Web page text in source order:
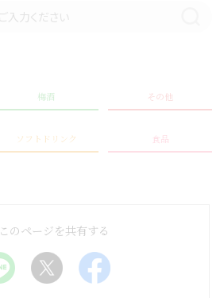
梅酒 その他
ソフトドリンク 食品
このページを共有する